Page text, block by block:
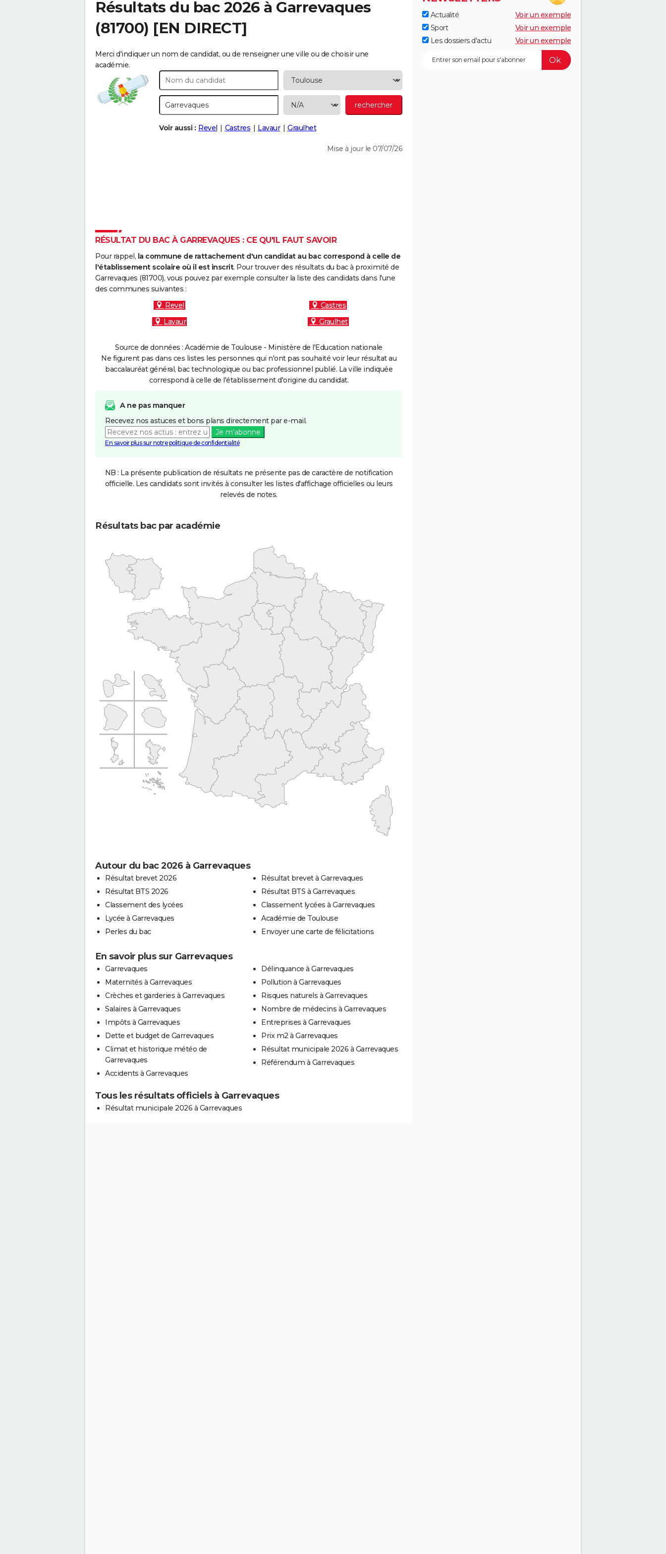
Résultats du bac 2026 à Garrevaques
(81700) [EN DIRECT]
Merci d'indiquer un nom de candidat, ou de renseigner une ville ou de choisir une
académie.
Voir aussi : Revel Castres Lavaur Graulhet
Mise à jour le 07/07/26
RÉSULTAT DU BAC À GARREVAQUES : CE QU'IL FAUT SAVOIR
Pour rappel, la commune de rattachement d'un candidat au bac correspond à celle de
l'établissement scolaire où il est inscrit. Pour trouver des résultats du bac à proximité de
Garrevaques (81700), vous pouvez par exemple consulter la liste des candidats dans l'une
des communes suivantes :
Revel
Castres
Lavaur
Graulhet
Source de données : Académie de Toulouse - Ministère de l'Education nationale
Ne figurent pas dans ces listes les personnes qui n'ont pas souhaité voir leur résultat au
baccalauréat général, bac technologique ou bac professionnel publié. La ville indiquée
correspond à celle de l'établissement d'origine du candidat.
A ne pas manquer
Recevez nos astuces et bons plans directement par e-mail.
Je m'abonne
En savoir plus sur notre politique de confidentialité
NB : La présente publication de résultats ne présente pas de caractère de notification
officielle. Les candidats sont invités à consulter les listes d'affichage officielles ou leurs
relevés de notes.
Résultats bac par académie
Autour du bac 2026 à Garrevaques
Résultat brevet 2026
Résultat BTS 2026
Classement des lycées
Lycée à Garrevaques
Perles du bac
Résultat brevet à Garrevaques
Résultat BTS à Garrevaques
Classement lycées à Garrevaques
Académie de Toulouse
Envoyer une carte de félicitations
En savoir plus sur Garrevaques
Garrevaques
Maternités à Garrevaques
Crèches et garderies à Garrevaques
Salaires à Garrevaques
Impôts à Garrevaques
Dette et budget de Garrevaques
Climat et historique météo de
Garrevaques
Accidents à Garrevaques
Délinquance à Garrevaques
Pollution à Garrevaques
Risques naturels à Garrevaques
Nombre de médecins à Garrevaques
Entreprises à Garrevaques
Prix m2 à Garrevaques
Résultat municipale 2026 à Garrevaques
Référendum à Garrevaques
Tous les résultats officiels à Garrevaques
Résultat municipale 2026 à Garrevaques
Actualité
Voir un exemple
Sport
Voir un exemple
Les dossiers d'actu
Voir un exemple